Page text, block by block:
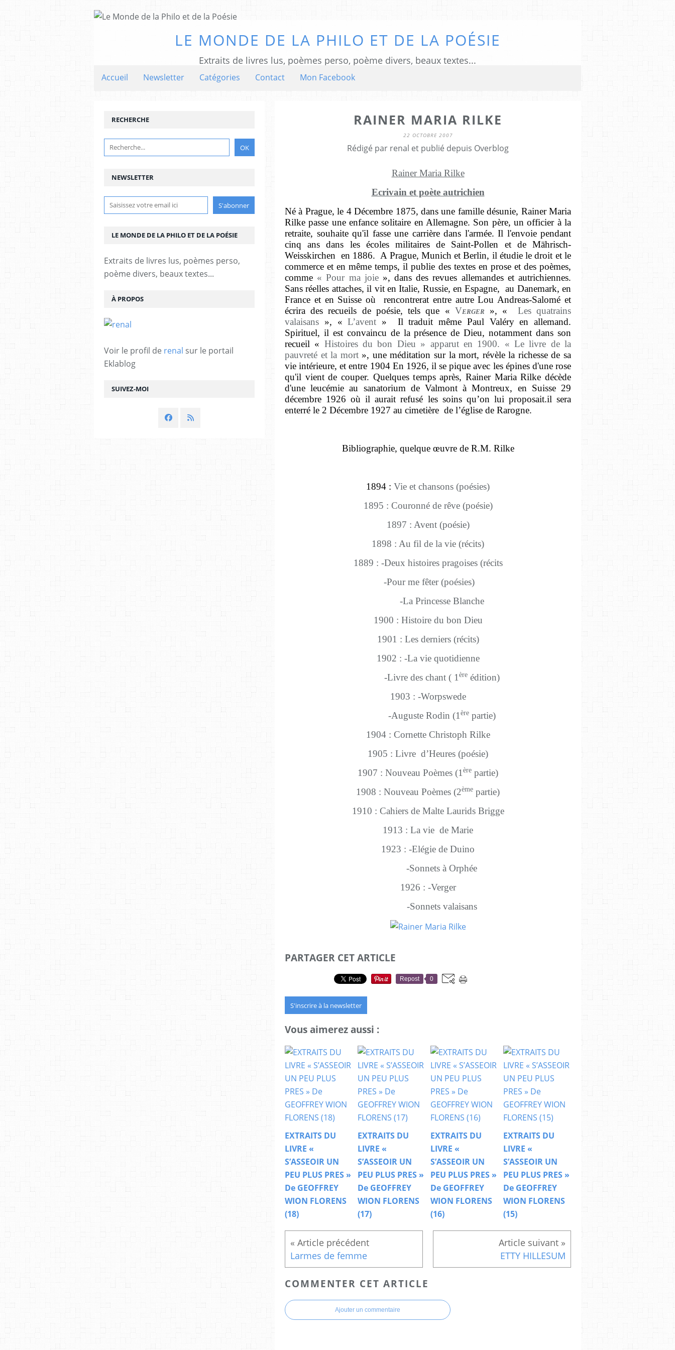
LE MONDE DE LA PHILO ET DE LA POÉSIE
Extraits de livres lus, poèmes perso, poème divers, beaux textes...
Accueil Newsletter Catégories Contact Mon Facebook
RAINER MARIA RILKE
22 OCTOBRE 2007
Rédigé par renal et publié depuis Overblog
Rainer Maria Rilke
Ecrivain et poète autrichien
Né à Prague, le 4 Décembre 1875, dans une famille désunie, Rainer Maria
Rilke passe une enfance solitaire en Allemagne. Son père, un officier à la
retraite, souhaite qu'il fasse une carrière dans l'armée. Il l'envoie pendant
cinq ans dans les écoles militaires de Saint-Pollen et de Mährisch-
Weisskirchen en 1886. A Prague, Munich et Berlin, il étudie le droit et le
commerce et en même temps, il publie des textes en prose et des poèmes,
comme « Pour ma joie», dans des revues allemandes et autrichiennes.
Sans réelles attaches, il vit en Italie, Russie, en Espagne, au Danemark, en
France et en Suisse où rencontrerat entre autre Lou Andreas-Salomé et
écrira des recueils de poésie, tels que « Verger », «
Les quatrains
valaisans », « L’avent » Il traduit même Paul Valéry en allemand.
Spirituel, il est convaincu de la présence de Dieu, notamment dans son
recueil « Histoires du bon Dieu » apparut en 1900. « Le livre de la
pauvreté et la mort», une méditation sur la mort, révèle la richesse de sa
vie intérieure, et entre 1904 En 1926, il se pique avec les épines d'une rose
qu'il vient de couper. Quelques temps après, Rainer Maria Rilke décède
d'une leucémie au sanatorium de Valmont à Montreux, en Suisse 29
décembre 1926 où il aurait refusé les soins qu’on lui proposait.il sera
enterré le 2 Décembre 1927 au cimetière de l’église de Rarogne.
Bibliographie, quelque œuvre de R.M. Rilke
1894 : Vie et chansons (poésies)
1895 : Couronné de rêve (poésie)
1897 : Avent (poésie)
1898 : Au fil de la vie (récits)
1889 : -Deux histoires pragoises (récits
-Pour me fêter (poésies)
-La Princesse Blanche
1900 : Histoire du bon Dieu
1901 : Les derniers (récits)
1902 : -La vie quotidienne
-Livre des chant ( 1 èreédition)
1903 : -Worpswede
-Auguste Rodin (1 èrepartie)
1904 : Cornette Christoph Rilke
1905 : Livre d’Heures (poésie)
1907 : Nouveau Poèmes (1 ère partie)
1908 : Nouveau Poèmes (2ème partie)
1910 : Cahiers de Malte Laurids Brigge
1913 : La vie de Marie
1923 : -Elégie de Duino
-Sonnets à Orphée
1926 : -Verger
-Sonnets valaisans
PARTAGER CET ARTICLE
Repost 0
S'inscrire à la newsletter
Vous aimerez aussi :
EXTRAITS DU
LIVRE «
S’ASSEOIR UN
PEU PLUS PRES »
De GEOFFREY
WION FLORENS
(18)
EXTRAITS DU
LIVRE «
S’ASSEOIR UN
PEU PLUS PRES »
De GEOFFREY
WION FLORENS
(17)
EXTRAITS DU
LIVRE «
S’ASSEOIR UN
PEU PLUS PRES »
De GEOFFREY
WION FLORENS
(16)
EXTRAITS DU
LIVRE «
S’ASSEOIR UN
PEU PLUS PRES »
De GEOFFREY
WION FLORENS
(15)
Larmes de femme ETTY HILLESUM
COMMENTER CET ARTICLE
Ajouter un commentaire
NEWSLETTER
SUIVEZ-MOI
RECHERCHE
LE MONDE DE LA PHILO ET DE LA POÉSIE
Extraits de livres lus, poèmes perso,
poème divers, beaux textes...
À PROPOS
Voir le profil de renal sur le portail
Eklablog